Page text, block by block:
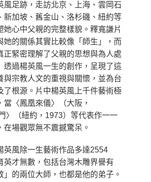
風足跡，走訪北京、上海、雲岡石
新加坡、舊金山、洛杉磯、紐約等
她心中父親的完整樣貌。釋寬謙片
她的關係其實比較像「師生」，而
正緊密理解了父親的思想與為人處
透過楊英風一生的創作，呈現了這
與宗教人文的重視與關懷，並為台
了根源。片中楊英風上千件藝術極
當〈鳳凰來儀〉（大阪，
〉（紐約，1973）等代表作一一
在場觀眾無不震撼驚呆。
英風除一生藝術作品多達2554
英才無數，包括台灣木雕界譽有
」的兩位大師，也都是他的弟子。